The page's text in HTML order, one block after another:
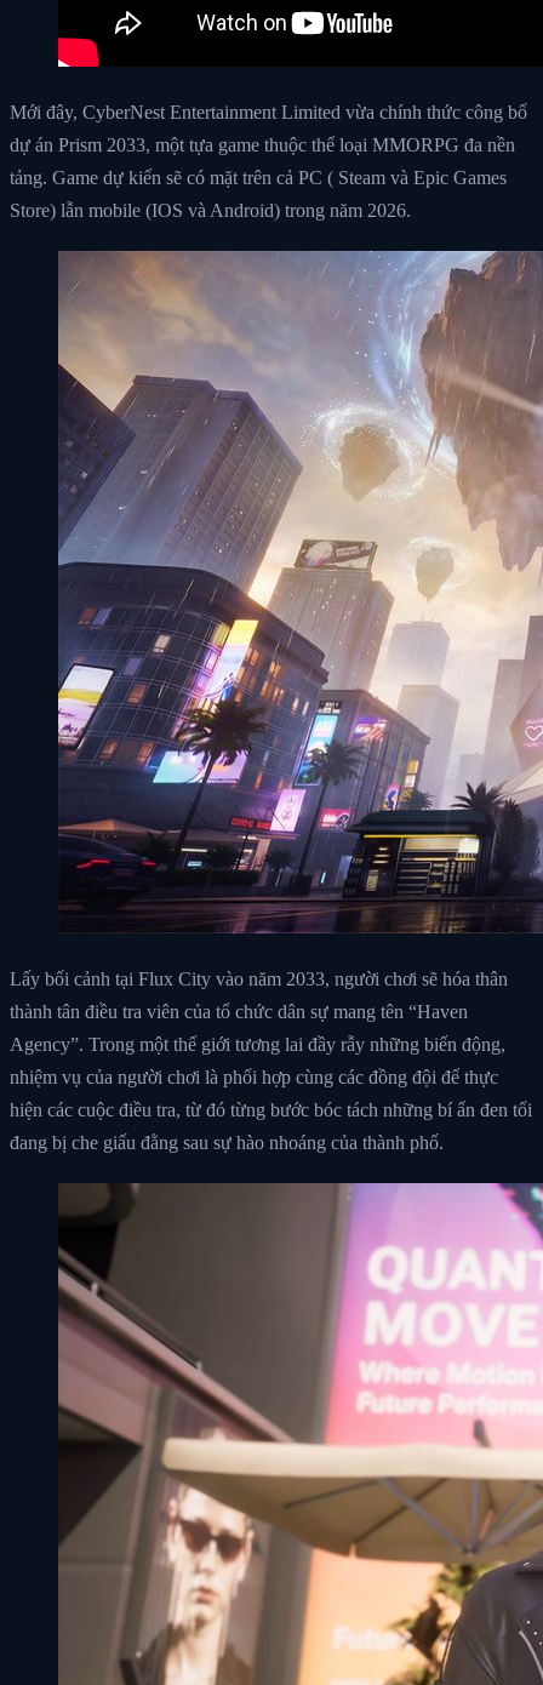
Mới đây, CyberNest Entertainment Limited vừa chính thức công bố
dự án Prism 2033, một tựa game thuộc thể loại MMORPG đa nền
tảng. Game dự kiến sẽ có mặt trên cả PC ( Steam và Epic Games
Store) lẫn mobile (IOS và Android) trong năm 2026.
Lấy bối cảnh tại Flux City vào năm 2033, người chơi sẽ hóa thân
thành tân điều tra viên của tổ chức dân sự mang tên “Haven
Agency”. Trong một thế giới tương lai đầy rẫy những biến động,
nhiệm vụ của người chơi là phối hợp cùng các đồng đội để thực
hiện các cuộc điều tra, từ đó từng bước bóc tách những bí ẩn đen tối
đang bị che giấu đằng sau sự hào nhoáng của thành phố.